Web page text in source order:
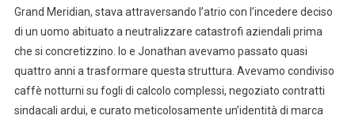
Grand Meridian, stava attraversando l’atrio con l’incedere deciso
di un uomo abituato a neutralizzare catastrofi aziendali prima
che si concretizzino. Io e Jonathan avevamo passato quasi
quattro anni a trasformare questa struttura. Avevamo condiviso
caffè notturni su fogli di calcolo complessi, negoziato contratti
sindacali ardui, e curato meticolosamente un’identità di marca